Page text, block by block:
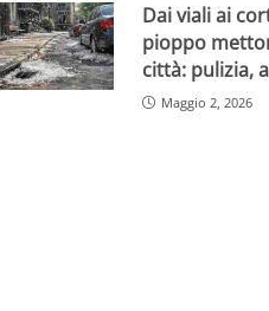
Dai viali ai
pioppo
città: pulizia,
Maggio 2, 2026